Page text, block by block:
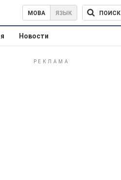
МОВА ЯЗЫК ПОИСК
Новости